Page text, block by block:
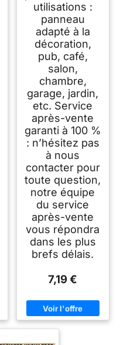
utilisations :
panneau
adapté à la
décoration,
pub, café,
salon,
chambre,
garage, jardin,
etc. Service
après-vente
garanti à 100 %
: n’hésitez pas
à nous
contacter pour
toute question,
notre équipe
du service
après-vente
vous répondra
dans les plus
brefs délais.
7,19 €